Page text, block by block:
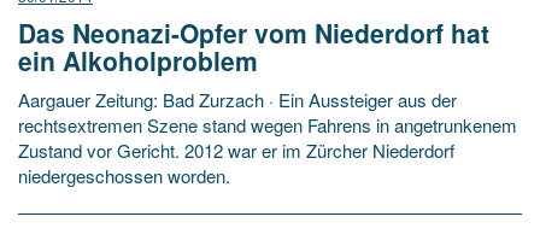
Das Neonazi-Opfer vom Niederdorf hat
ein Alkoholproblem
Aargauer Zeitung: Bad Zurzach · Ein Aussteiger aus der
rechtsextremen Szene stand wegen Fahrens in angetrunkenem
Zustand vor Gericht. 2012 war er im Zürcher Niederdorf
niedergeschossen worden.